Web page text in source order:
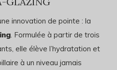
innovation de pointe : la
. Formulée à partir de trois
elle élève l’hydratation et
à un niveau jamais